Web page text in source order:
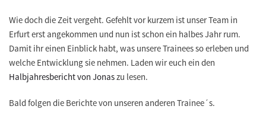
Wie doch die Zeit vergeht. Gefehlt vor kurzem ist unser Team in
Erfurt erst angekommen und nun ist schon ein halbes Jahr rum.
Damit ihr einen Einblick habt, was unsere Trainees so erleben und
welche Entwicklung sie nehmen. Laden wir euch ein den
Halbjahresbericht von Jonaszu lesen.
Bald folgen die Berichte von unseren anderen Trainee´s.